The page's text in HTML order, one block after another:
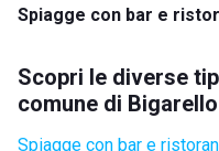
Spiagge con bar e
Scopri le diverse
comune di Bigarello
Spiagge con bar e